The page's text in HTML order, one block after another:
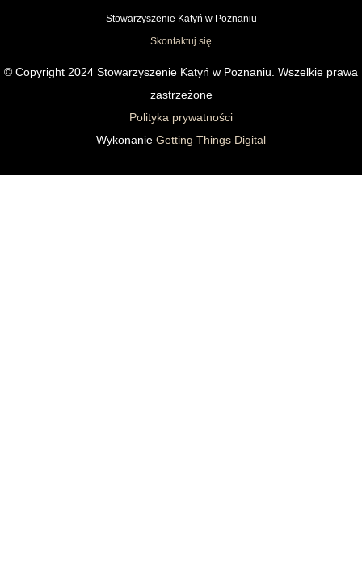
Stowarzyszenie Katyń w Poznaniu
Skontaktuj się
© Copyright 2024 Stowarzyszenie Katyń w Poznaniu. Wszelkie prawa
zastrzeżone
Polityka prywatności
Wykonanie Getting Things Digital